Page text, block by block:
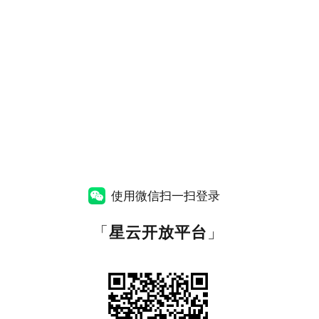
使用微信扫一扫登录
「星云开放平台 」